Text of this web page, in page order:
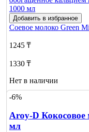
Добавить в избранное
Соевое молоко Green
1245 ₸
1330 ₸
Нет в наличии
Сообщить
2
-6%
Aroy-D Кокосовое
мл